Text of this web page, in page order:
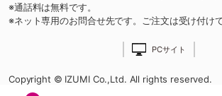
※通話料は無料です。
※ネット専用のお問合せ先です。ご注文は受け付け
PCサイト
Copyright © IZUMI Co.,Ltd. All rights reserved.